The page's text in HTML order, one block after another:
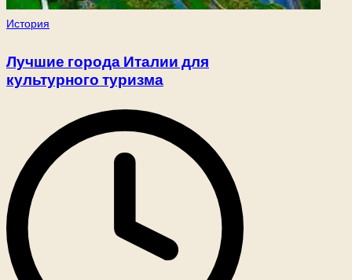
Опубликовано
История
Лучшие города Италии для
культурного туризма